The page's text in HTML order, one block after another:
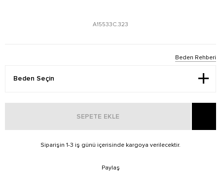
A15533C.323
Beden Rehberi
SEPETE EKLE
Siparişin 1-3 iş günü içerisinde kargoya verilecektir.
Paylaş